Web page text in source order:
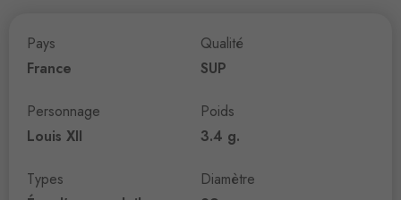
Pays
France
Personnage
Louis XII
Types
Qualité
SUP
Poids
3.4 g.
Diamètre